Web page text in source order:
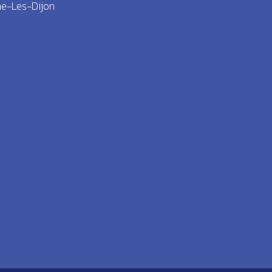
Les-Dijon